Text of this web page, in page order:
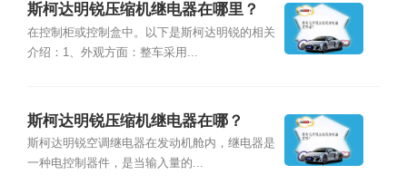
斯柯达明锐压缩机继电器在哪里？
在控制柜或控制盒中。以下是斯柯达明锐的相关
介绍：1、外观方面：整车采用...
斯柯达明锐压缩机继电器在哪？
斯柯达明锐空调继电器在发动机舱内，继电器是
一种电控制器件，是当输入量的...